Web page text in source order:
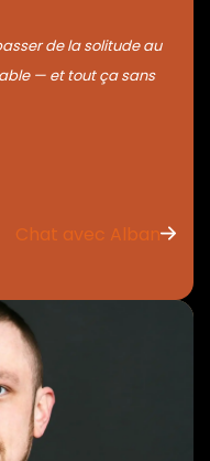
de la solitude au
— et tout ça sans
Chat avec Alban